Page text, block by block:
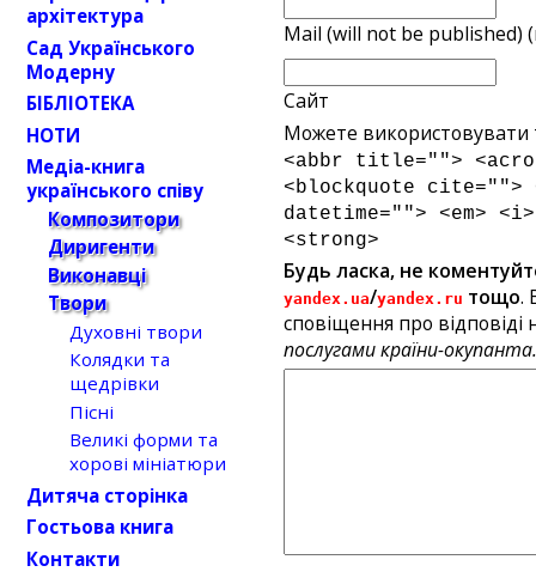
Mail (will not be published)
Сайт
Можете використовувати
<abbr title="">
<blockquote cite="">
datetime=""> <em>
<strong>
Будь ласка, не
yandex.ua/yandex.ru тощо.
сповіщення про відповіді
послугами країни-
архітектура
Сад Українського
Модерну
БІБЛІОТЕКА
НОТИ
Медіа-книга
українського співу
Композитори
Диригенти
Виконавці
Твори
Духовні твори
Колядки та
щедрівки
Пісні
Великі форми та
хорові мініатюри
Дитяча сторінка
Гостьова книга
Контакти